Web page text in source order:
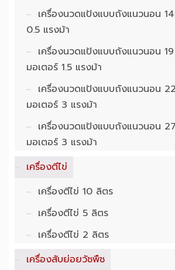
เครื่องนวดแป้งแบบถังแนวนอน
0.5 แรงม้า
เครื่องนวดแป้งแบบถังแนวนอน
มอเตอร์ 1.5 แรงม้า
เครื่องนวดแป้งแบบถังแนวนอน
มอเตอร์ 3 แรงม้า
เครื่องนวดแป้งแบบถังแนวนอน
มอเตอร์ 3 แรงม้า
เครื่องตีไข่
เครื่องตีไข่ 10 ลิตร
เครื่องตีไข่ 5 ลิตร
เครื่องตีไข่ 2 ลิตร
เครื่องสับย่อยวัชพืช